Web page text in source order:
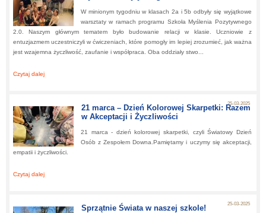
W minionym tygodniu w klasach 2a i 5b odbyły się wyjątkowe
warsztaty w ramach programu Szkoła Myślenia Pozytywnego
2.0. Naszym głównym tematem było budowanie relacji w klasie. Uczniowie z
entuzjazmem uczestniczyli w ćwiczeniach, które pomogły im lepiej zrozumieć, jak ważna
jest wzajemna życzliwość, zaufanie i współpraca. Oba oddziały stwo...
Czytaj dalej
25-03-2025
21 marca – Dzień Kolorowej Skarpetki: Razem
w Akceptacji i Życzliwości
21 marca - dzień kolorowej skarpetki, czyli Światowy Dzień
Osób z Zespołem Downa.Pamiętamy i uczymy się akceptacji,
empatii i życzliwości.
Czytaj dalej
25-03-2025
Sprzątnie Świata w naszej szkole!